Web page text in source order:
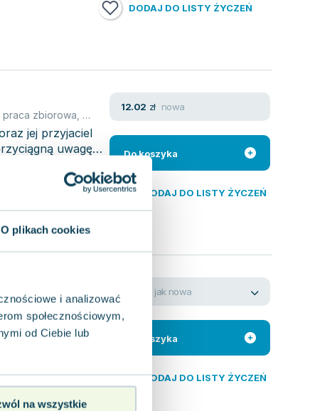
O plikach cookies
i analizować
społecznościowym,
od Ciebie lub
na wszystkie
DODAJ DO LISTY ŻYCZEŃ
praca zbiorowa Gerald O'Nan
jej przyjaciel
uwagę
12.02 zł nowa
Do koszyka
DODAJ DO LISTY ŻYCZEŃ
zbiorowe,Gerald O'Nan
pomysłów
jak nowa
Do koszyka
DODAJ DO LISTY ŻYCZEŃ